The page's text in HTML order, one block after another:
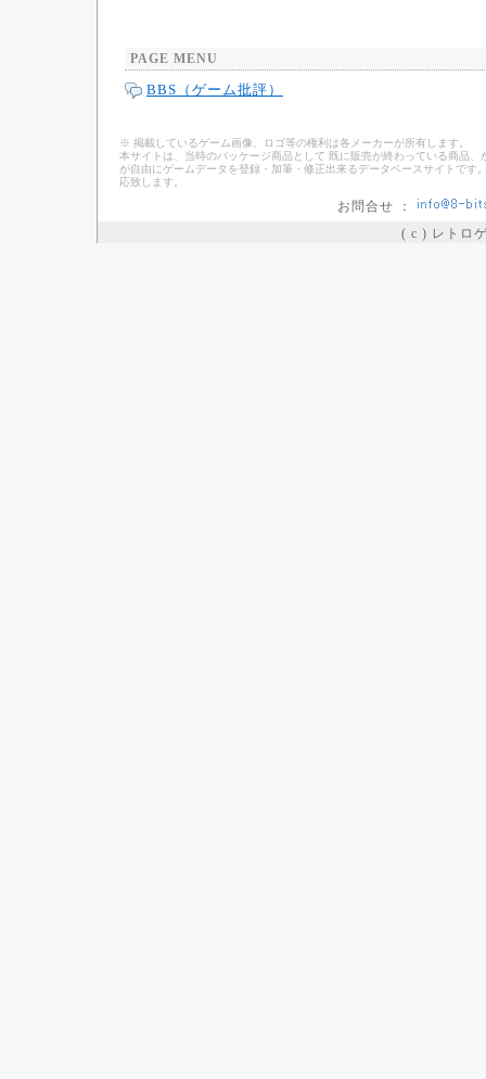
PAGE MENU
BBS（ゲーム批評）
※ 掲載しているゲーム画像、ロゴ等の権利は各メーカーが所有します。
本サイトは、当時のパッケージ商品として 既に販売が終わっている商品
が自由にゲームデータを登録・加筆・修正出来るデータベースサイトで
応致します。
お問合せ ：
( c ) レトロ